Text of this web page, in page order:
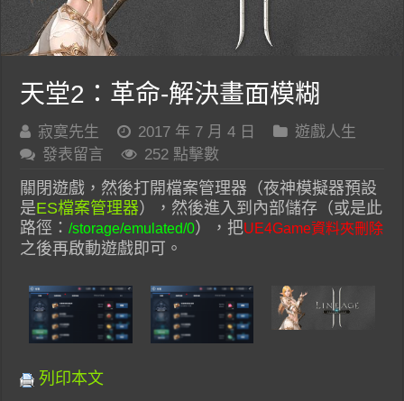
天堂2：革命-解決畫面模糊
寂寞先生 2017 年 7 月 4 日
遊戲人生
發表留言
252 點擊數
關閉遊戲，然後打開檔案管理器（夜神模擬器預設
是ES檔案管理器），然後進入到內部儲存（或是此
路徑：/storage/emulated/0），把UE4Game資料夾刪除
之後再啟動遊戲即可。
列印本文